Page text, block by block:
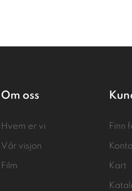
Om oss
Hvem er vi
Vår visjon
Film
Finn
Kart